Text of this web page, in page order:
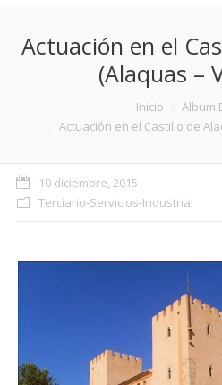
Actuación en el
(Alaquas –
Inicio
Album
Actuación en el Castillo de
10 diciembre, 2015
Terciario-Servicios-Industrial